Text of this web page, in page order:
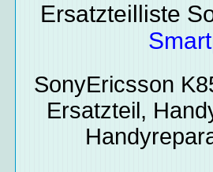
Ersatzteilliste
SonyEricsson
Ersatzteil,